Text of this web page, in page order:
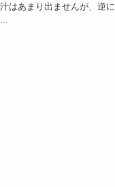
はあまり出ませんが、逆に